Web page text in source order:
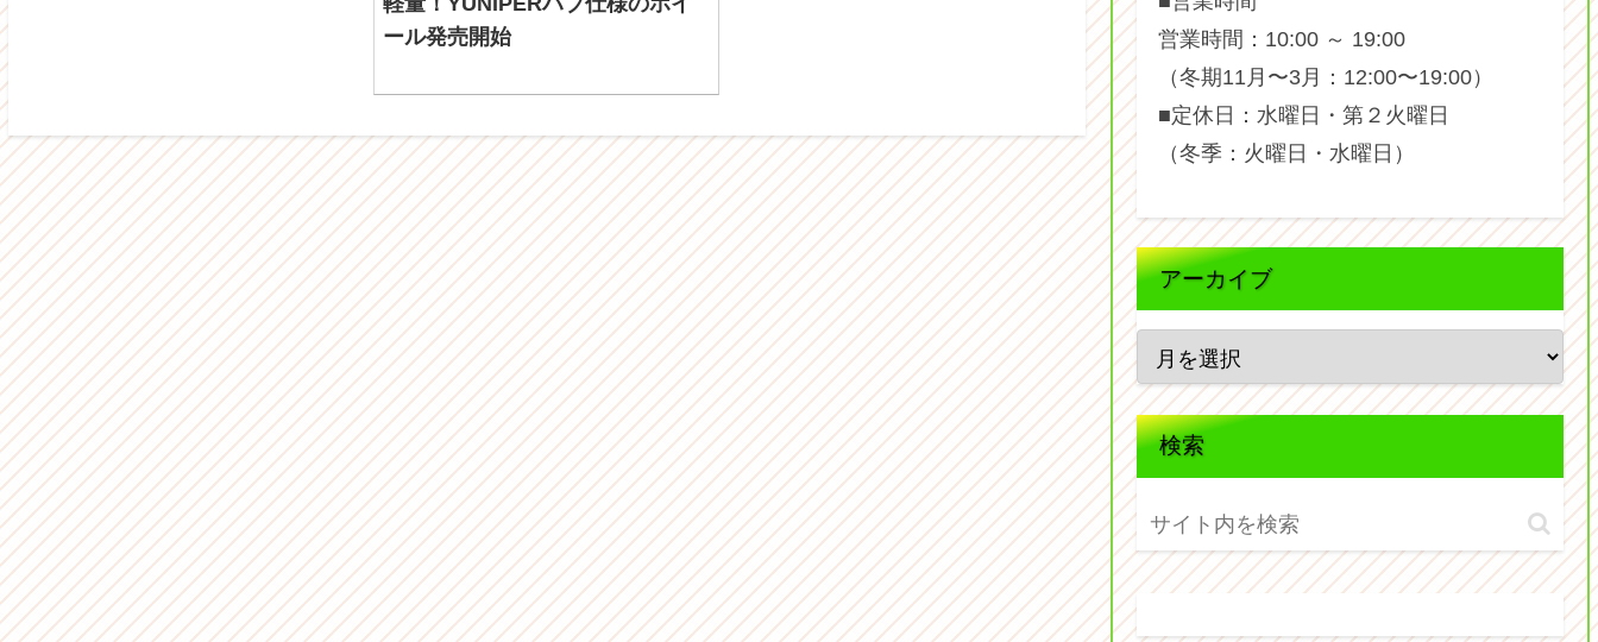
ール発売開始
営業時間：10:00 ～ 19:00
（冬期11月〜3月：12:00〜19:00）
■定休日：水曜日・第２火曜日
（冬季：火曜日・水曜日）
アーカイブ
検索